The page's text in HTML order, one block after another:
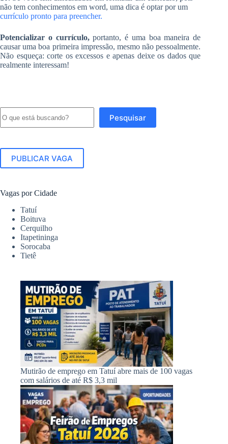
não tem conhecimentos em word, uma dica é optar por um
currículo pronto para preencher.
Potencializar o currículo,portanto, é uma boa maneira de
causar uma boa primeira impressão, mesmo não pessoalmente.
Não esqueça: corte os excessos e apenas deixe os dados que
realmente interessam!
Pesquisar
PUBLICAR VAGA
Vagas por Cidade
Tatuí
Boituva
Cerquilho
Itapetininga
Sorocaba
Tietê
Mutirão de emprego em Tatuí abre mais de 100 vagas
com salários de até R$ 3,3 mil